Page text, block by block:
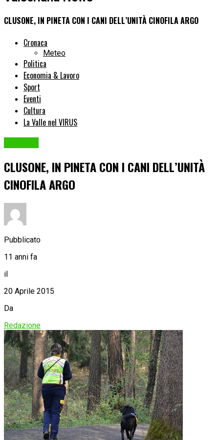
CLUSONE, IN PINETA CON I CANI DELL’UNITÀ CINOFILA ARGO
Cronaca
Meteo
Politica
Economia & Lavoro
Sport
Eventi
Cultura
La Valle nel VIRUS
CLUSONE, IN PINETA CON I CANI DELL’UNITÀ
CINOFILA ARGO
Pubblicato
11 anni fa
il
20 Aprile 2015
Da
Redazione